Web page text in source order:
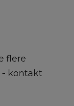
flere
- kontakt